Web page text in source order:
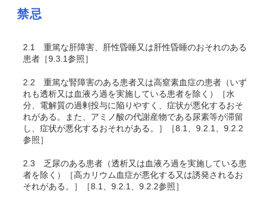
禁忌
2.1
重篤な肝障害、肝性昏睡又は肝性昏睡のおそれのある
患者［9.3.1参照］
2.2 重篤な腎障害のある患者又は高窒素血症の患者（いず
れも透析又は血液ろ過を実施している患者を除く）［水
分、電解質の過剰投与に陥りやすく、症状が悪化するおそ
れがある。また、アミノ酸の代謝産物である尿素等が滞留
し、症状が悪化するおそれがある。］［8.1、9.2.1、9.2.2
参照］
2.3 乏尿のある患者（透析又は血液ろ過を実施している患
者を除く）［高カリウム血症が悪化する又は誘発されるお
それがある。］［8.1、9.2.1、9.2.2参照］